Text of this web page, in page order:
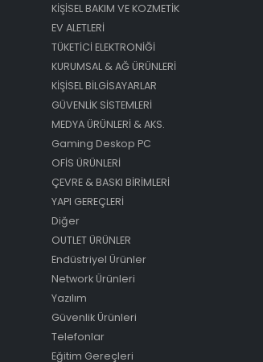
KİŞİSEL BAKIM VE KOZMETİK
EV ALETLERİ
TÜKETİCİ ELEKTRONİĞİ
KURUMSAL & AĞ ÜRÜNLERİ
KİŞİSEL BİLGİSAYARLAR
GÜVENLİK SİSTEMLERİ
MEDYA ÜRÜNLERİ & AKS.
Gaming Deskop PC
OFİS ÜRÜNLERİ
ÇEVRE & BASKI BİRİMLERİ
YAPI GEREÇLERİ
Diğer
OUTLET ÜRÜNLER
Endüstriyel Ürünler
Network Ürünleri
Yazılım
Güvenlik Ürünleri
Telefonlar
Eğitim Gereçleri